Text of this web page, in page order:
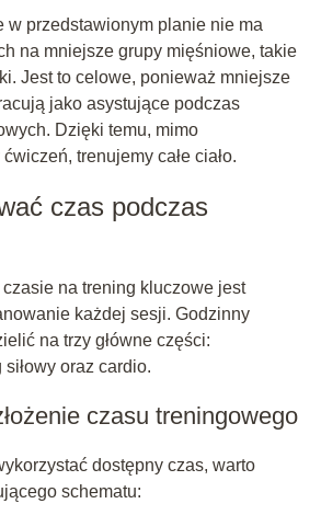
w przedstawionym planie nie ma
na mniejsze grupy mięśniowe, takie
Jest to celowe, ponieważ mniejsze
jako asystujące podczas
Dzięki temu, mimo
trenujemy całe ciało.
czas podczas
na trening kluczowe jest
każdej sesji. Godzinny
na trzy główne części:
oraz cardio.
czasu treningowego
dostępny czas, warto
schematu: